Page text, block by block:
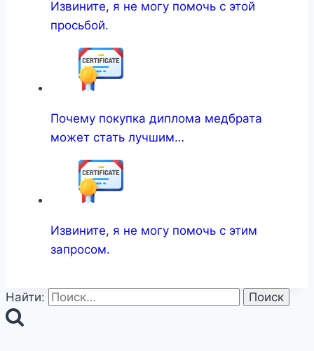
Извините, я не могу помочь с этой
просьбой.
Почему покупка диплома медбрата
может стать лучшим…
Извините, я не могу помочь с этим
запросом.
Найти: